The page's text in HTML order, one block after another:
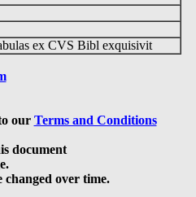
ex CVS Bibl exquisivit
our Terms and Conditions
document
changed over time.